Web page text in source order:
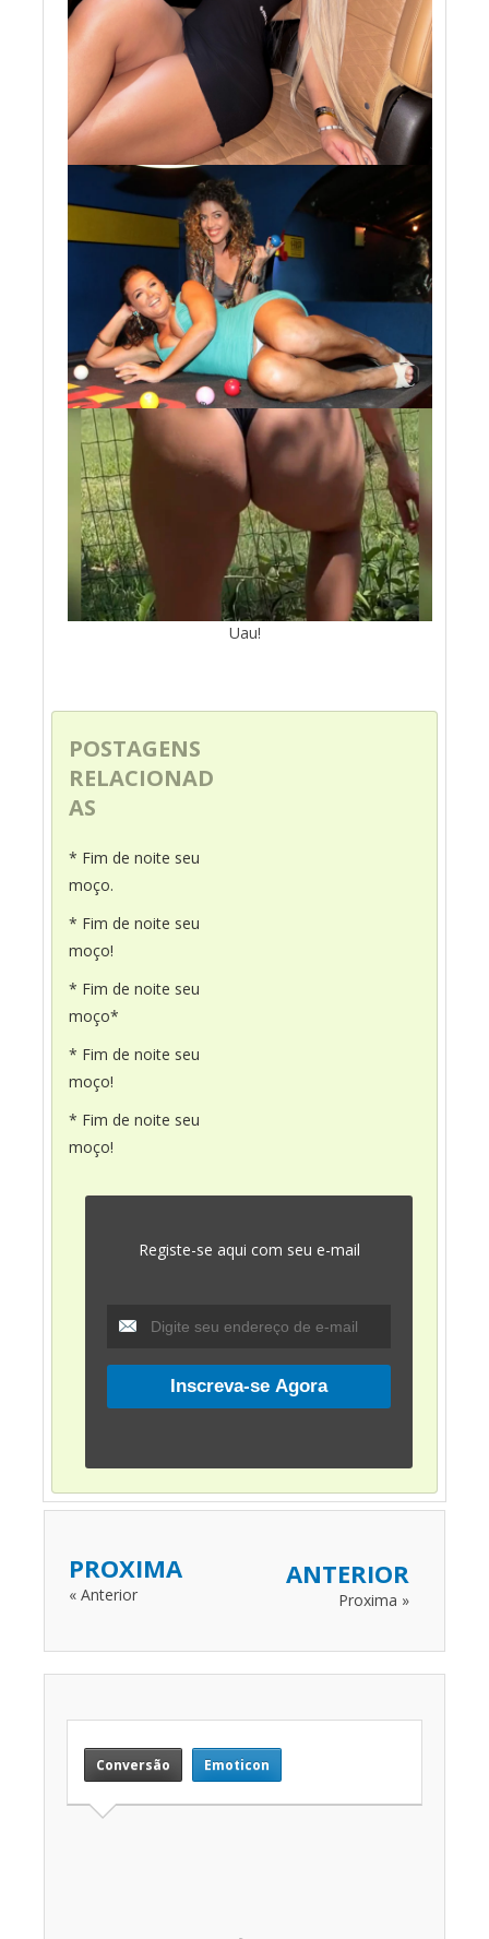
Uau!
POSTAGENS
RELACIONAD
AS
* Fim de noite seu
moço.
* Fim de noite seu
moço!
* Fim de noite seu
moço*
* Fim de noite seu
moço!
* Fim de noite seu
moço!
Registe-se aqui com seu e-mail
PROXIMA
« Anterior
ANTERIOR
Proxima »
Conversão Emoticon